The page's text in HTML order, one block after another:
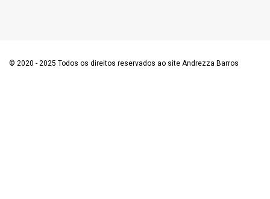
© 2020 - 2025 Todos os direitos reservados ao site Andrezza Barros